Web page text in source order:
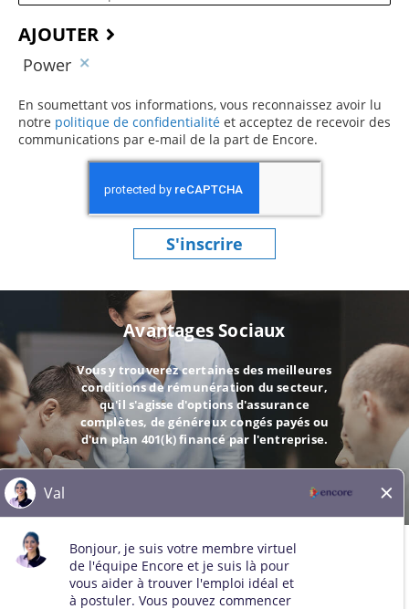
AJOUTER
Power
En soumettant vos informations, vous reconnaissez avoir lu
notre politique de confidentialité (ce contenu s’ouvre dans
et acceptez de recevoir des
communications par e-mail de la part de Encore.
S'inscrire
Avantages Sociaux
Vous y trouverez certaines des meilleures
conditions de rémunération du secteur,
qu'il s'agisse d'options d'assurance
complètes, de généreux congés payés ou
d'un plan 401(k) financé par l'entreprise.
© 2026 Tous droits réservés. Toutes les marques de tiers restent